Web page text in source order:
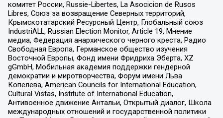
комитет России, Russie-Libertes, La Asocicion de Rusos
Libres, Союз за возвращение Северных территорий,
Крымскотатарский Ресурсный Центр, Глобальный союз
IndustriALL, Russian Election Monitor, Article 19, Мнение
медиа, Федерация анархического черного креста, Радио
Свободная Европа, Германское общество изучения
Восточной Европы, Фонд имени Фридриха Эберта, XZ
gGmbH, Мобильная академия поддержки гендерной
демократии и миротворчества, Форум имени Льва
Копелева, American Councils for International Education,
Cultural Vistas, Institute of International Education,
Антивоенное движение Антальи, Открытый диалог, Школа
международных отношений и государственной политики